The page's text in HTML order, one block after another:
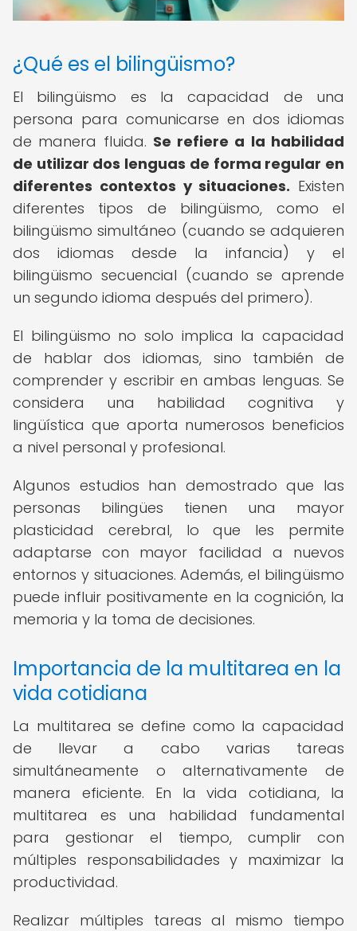
¿Qué es el bilingüismo?
El bilingüismo es la capacidad de una
persona para comunicarse en dos idiomas
de manera fluida. Se refiere a la habilidad
de utilizar dos lenguas de forma regular en
diferentes contextos y situaciones. Existen
diferentes tipos de bilingüismo, como el
bilingüismo simultáneo (cuando se adquieren
dos idiomas desde la infancia) y el
bilingüismo secuencial (cuando se aprende
un segundo idioma después del primero).
El bilingüismo no solo implica la capacidad
de hablar dos idiomas, sino también de
comprender y escribir en ambas lenguas. Se
considera una habilidad cognitiva y
lingüística que aporta numerosos beneficios
a nivel personal y profesional.
Algunos estudios han demostrado que las
personas bilingües tienen una mayor
plasticidad cerebral, lo que les permite
adaptarse con mayor facilidad a nuevos
entornos y situaciones. Además, el bilingüismo
puede influir positivamente en la cognición, la
memoria y la toma de decisiones.
Importancia de la multitarea en la
vida cotidiana
La multitarea se define como la capacidad
de llevar a cabo varias tareas
simultáneamente o alternativamente de
manera eficiente. En la vida cotidiana, la
multitarea es una habilidad fundamental
para gestionar el tiempo, cumplir con
múltiples responsabilidades y maximizar la
productividad.
Realizar múltiples tareas al mismo tiempo